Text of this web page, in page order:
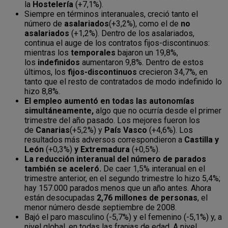
la Hostelería (+7,1%).
Siempre en términos interanuales, creció tanto el
número de asalariados(+3,2%), como el de no
asalariados (+1,2%). Dentro de los asalariados,
continua el auge de los contratos fijos-discontinuos:
mientras los temporales bajaron un 19,8%,
los indefinidos aumentaron 9,8%. Dentro de estos
últimos, los fijos-discontinuos crecieron 34,7%, en
tanto que el resto de contratados de modo indefinido lo
hizo 8,8%.
El empleo aumentó en todas las autonomías
simultáneamente, algo que no ocurría desde el primer
trimestre del año pasado. Los mejores fueron los
de Canarias(+5,2%) y País Vasco (+4,6%). Los
resultados más adversos correspondieron a Castilla y
León (+0,3%) y Extremadura (+0,5%).
La reducción interanual del número de parados
también se aceleró. De caer 1,5% interanual en el
trimestre anterior, en el segundo trimestre lo hizo 5,4%;
hay 157.000 parados menos que un año antes. Ahora
están desocupadas 2,76 millones de personas, el
menor número desde septiembre de 2008.
Bajó el paro masculino (-5,7%) y el femenino (-5,1%) y, a